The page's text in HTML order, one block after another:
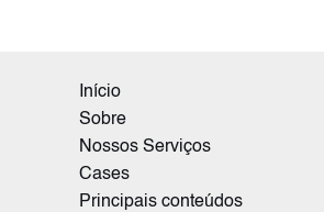
Início
Sobre
Nossos Serviços
Cases
Principais conteúdos